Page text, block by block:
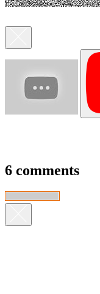
6 comments